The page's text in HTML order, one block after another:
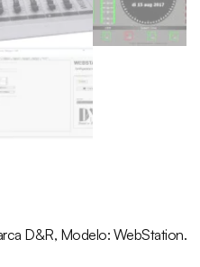
D&R, Modelo: WebStation.